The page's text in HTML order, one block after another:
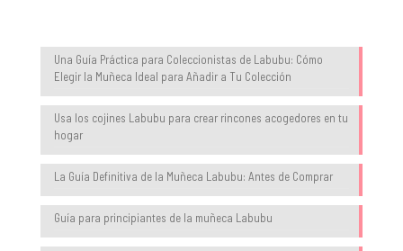
Una Guía Práctica para Coleccionistas de Labubu: Cómo
Elegir la Muñeca Ideal para Añadir a Tu Colección
Usa los cojines Labubu para crear rincones acogedores en tu
hogar
La Guía Definitiva de la Muñeca Labubu: Antes de Comprar
Guía para principiantes de la muñeca Labubu